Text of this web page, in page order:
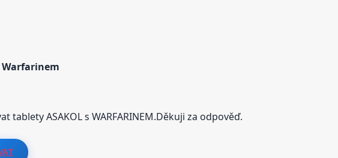
Warfarinem
tablety ASAKOL s WARFARINEM.Děkuji za odpověď.